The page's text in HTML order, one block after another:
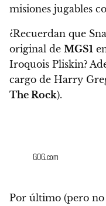
misiones jugables
¿Recuerdan que
original de MGS1
Iroquois Pliskin?
cargo de Harry
The Rock).
GOG.com
Por último (pero